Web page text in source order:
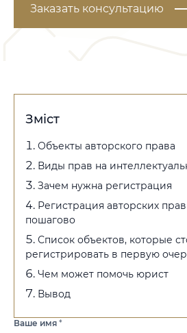
Заказать консультацию
Зміст
Объекты авторского права
Виды прав на
Зачем нужна регистрация
Регистрация авторских
пошагово
Список объектов, которые
регистрировать в первую
Чем может помочь юрист
Вывод
Ваше имя *